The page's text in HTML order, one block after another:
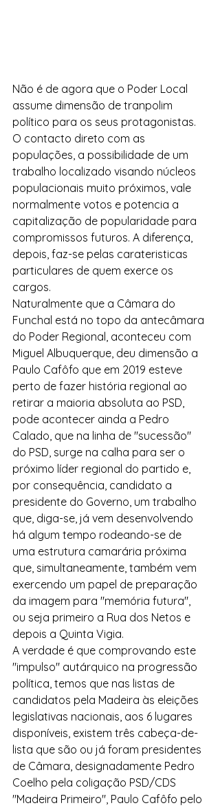
Não é de agora que o Poder Local
assume dimensão de tranpolim
político para os seus protagonistas.
O contacto direto com as
populações, a possibilidade de um
trabalho localizado visando núcleos
populacionais muito próximos, vale
normalmente votos e potencia a
capitalização de popularidade para
compromissos futuros. A diferença,
depois, faz-se pelas carateristicas
particulares de quem exerce os
cargos.
Naturalmente que a Câmara do
Funchal está no topo da antecâmara
do Poder Regional, aconteceu com
Miguel Albuquerque, deu dimensão a
Paulo Cafôfo que em 2019 esteve
perto de fazer história regional ao
retirar a maioria absoluta ao PSD,
pode acontecer ainda a Pedro
Calado, que na linha de "sucessão"
do PSD, surge na calha para ser o
próximo líder regional do partido e,
por consequência, candidato a
presidente do Governo, um trabalho
que, diga-se, já vem desenvolvendo
há algum tempo rodeando-se de
uma estrutura camarária próxima
que, simultaneamente, também vem
exercendo um papel de preparação
da imagem para "memória futura",
ou seja primeiro a Rua dos Netos e
depois a Quinta Vigia.
A verdade é que comprovando este
"impulso" autárquico na progressão
política, temos que nas listas de
candidatos pela Madeira às eleições
legislativas nacionais, aos 6 lugares
disponíveis, existem três cabeça-de-
lista que são ou já foram presidentes
de Câmara, designadamente Pedro
Coelho pela coligação PSD/CDS
"Madeira Primeiro", Paulo Cafôfo pelo